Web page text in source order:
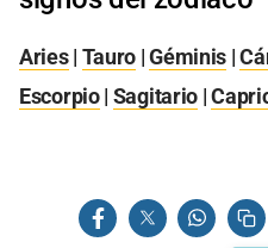
Aries| Tauro |Géminis |
Escorpio| Sagitario |